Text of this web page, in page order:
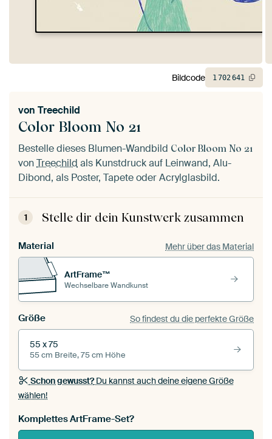
Color Bloom No 21
von Treechild
Bestelle dieses Blumen-Wandbild Color Bloom No 21
vonTreechildals Kunstdruck auf Leinwand, Alu-
Dibond, als Poster, Tapete oder Acrylglasbild.
1 Stelle dir dein Kunstwerk zusammen
Material Mehr über das Material
ArtFrame™
Wechselbare Wandkunst
Größe So findest du die perfekte Größe
55 x 75
55 cm Breite, 75 cm Höhe
Schon gewusst?Du kannst auch deine eigene Größe
wählen!
Komplettes ArtFrame-Set?
Bildcode 1702641